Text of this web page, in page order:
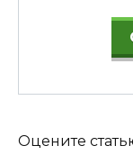
Оцените